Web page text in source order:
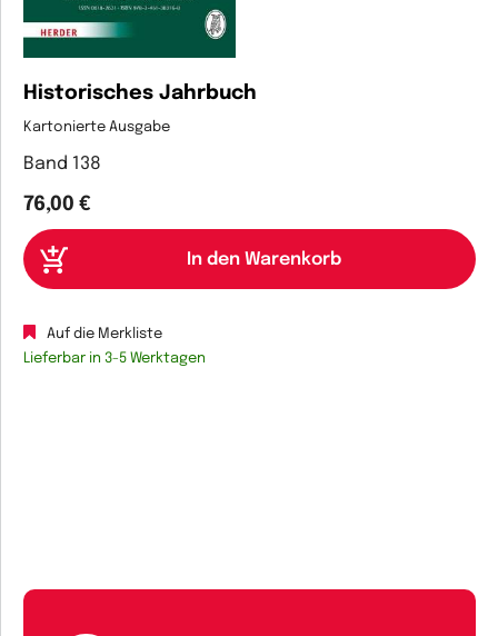
Historisches Jahrbuch
Kartonierte Ausgabe
Band 138
76,00 €
Auf die Merkliste
Lieferbar in 3-5 Werktagen